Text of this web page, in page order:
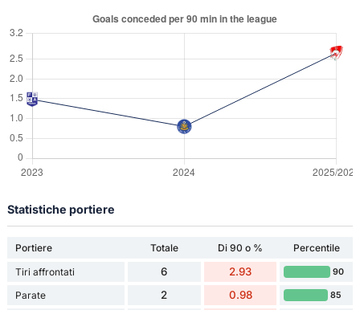
Statistiche portiere
Portiere Totale Di 90 o %
Percentile
Tiri affrontati
6 2.93 90
Parate 2 0.98 85